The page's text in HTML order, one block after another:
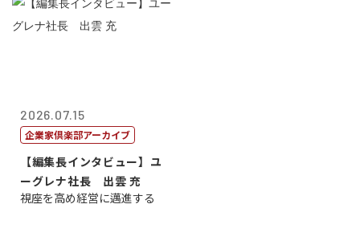
2026.07.15
企業家倶楽部アーカイブ
【編集長インタビュー】ユ
ーグレナ社長 出雲 充
視座を高め経営に邁進する